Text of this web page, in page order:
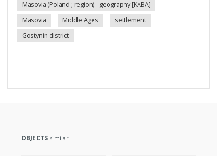
Masovia (Poland ; region) - geography [KABA]
Masovia
Middle Ages
settlement
Gostynin district
OBJECTS similar